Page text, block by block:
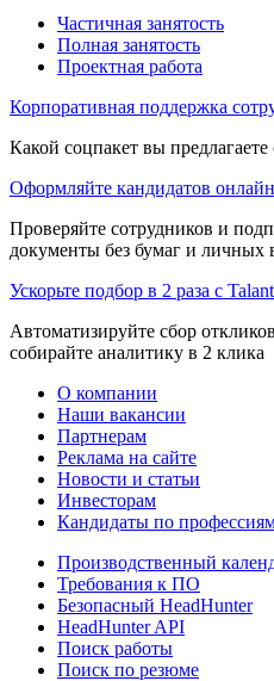
Частичная занятость
Полная занятость
Проектная работа
Корпоративная поддержка
Какой соцпакет вы
Оформляйте кандидатов онлайн
Проверяйте сотрудников и
документы без бумаг и личных
Ускорьте подбор в 2 раза с
Автоматизируйте сбор
собирайте аналитику в 2 клика
О компании
Наши вакансии
Партнерам
Реклама на сайте
Новости и статьи
Инвесторам
Кандидаты по
Производственный
Требования к ПО
Безопасный HeadHunter
HeadHunter API
Поиск работы
Поиск по резюме